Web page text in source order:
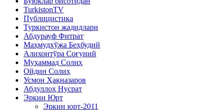
TurkistonTV
Публицистика
Туркистон жадидлари
Абдурауф Фитрат
Маҳмудхўжа Беҳбудий
Алихонтўра Соғуний
Муҳаммад Солиҳ
Ойдин Солиҳ
Усмон Ҳақназаров
Абдуллоҳ Нусрат
Эркин Юрт
Эркин юрт-2011